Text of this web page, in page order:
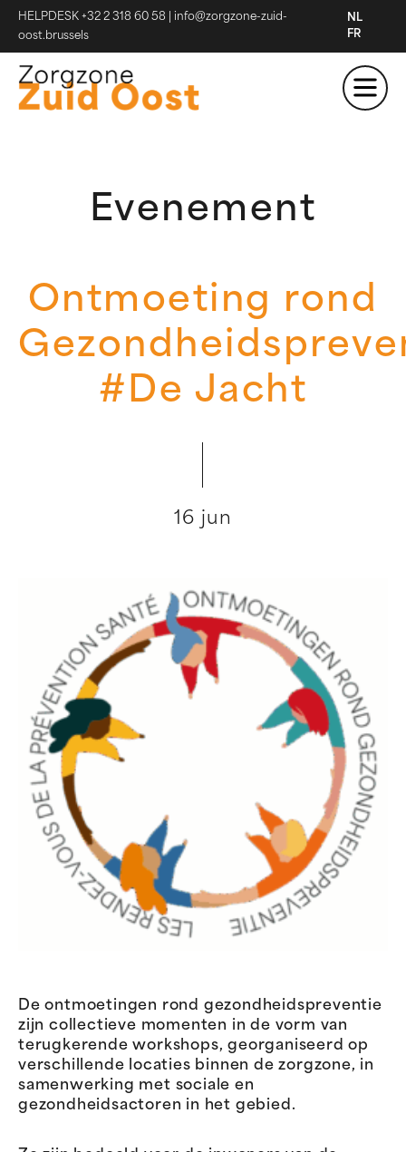
HELPDESK +32 2 318 60 58
info@zorgzone-zuid-
oost.brussels
NL
FR
Evenement
Ontmoeting rond
#De Jacht
16 jun
De ontmoetingen rond gezondheidspreventie
zijn collectieve momenten in de vorm van
terugkerende workshops, georganiseerd op
verschillende locaties binnen de zorgzone, in
samenwerking met sociale en
gezondheidsactoren in het gebied.